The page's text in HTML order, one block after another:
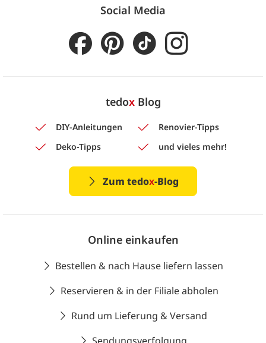
Social Media
tedoxBlog
DIY-Anleitungen
Renovier-Tipps
Deko-Tipps
und vieles mehr!
Zum tedox-Blog
Online einkaufen
Bestellen & nach Hause liefern lassen
Reservieren & in der Filiale abholen
Rund um Lieferung & Versand